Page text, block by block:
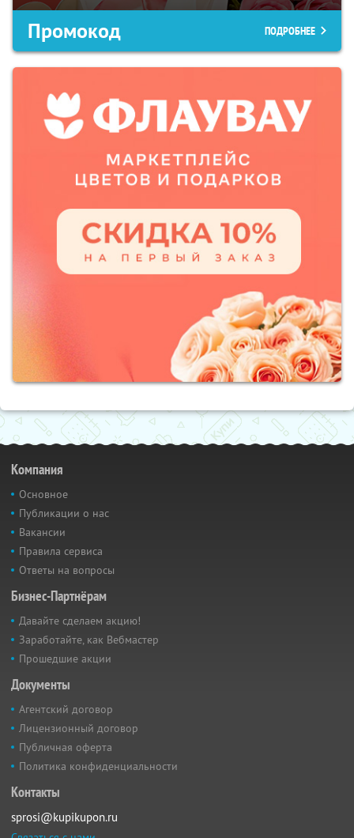
Промокод ПОДРОБНЕЕ
Компания
Основное
Публикации о нас
Вакансии
Правила сервиса
Ответы на вопросы
Бизнес-Партнёрам
Давайте сделаем акцию!
Заработайте, как Вебмастер
Прошедшие акции
Документы
Агентский договор
Лицензионный договор
Публичная оферта
Политика конфиденциальности
Контакты
sprosi@kupikupon.ru